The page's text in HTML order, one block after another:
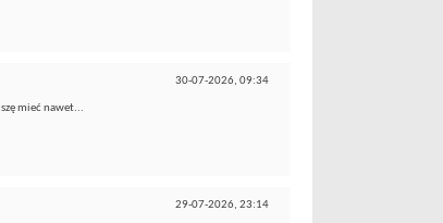
30-07-2026, 09:34
mieć nawet...
29-07-2026, 23:14